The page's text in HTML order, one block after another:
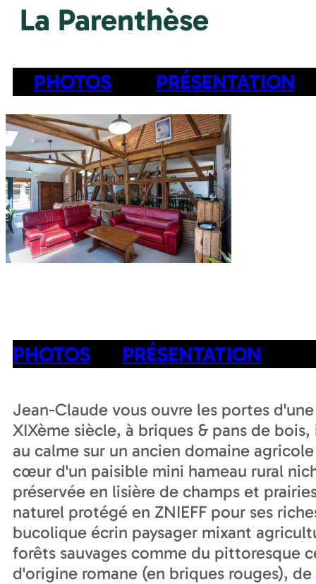
La Parenthèse
PHOTOS PRÉSENTATION
PHOTOS PRÉSENTATION
Jean-Claude vous ouvre les portes
XIXème siècle, à briques & pans de
au calme sur un ancien domaine
cœur d'un paisible mini hameau rural
préservée en lisière de champs et
naturel protégé en ZNIEFF pour ses
bucolique écrin paysager mixant
forêts sauvages comme du pittoresque
d'origine romane (en briques rouges),